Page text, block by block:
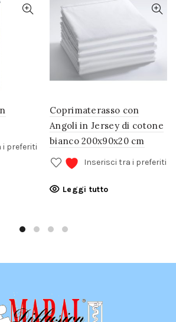
i preferiti
Coprimaterasso con
Angoli in Jersey di cotone
bianco 200x90x20 cm
Inserisci tra i preferiti
Leggi tutto